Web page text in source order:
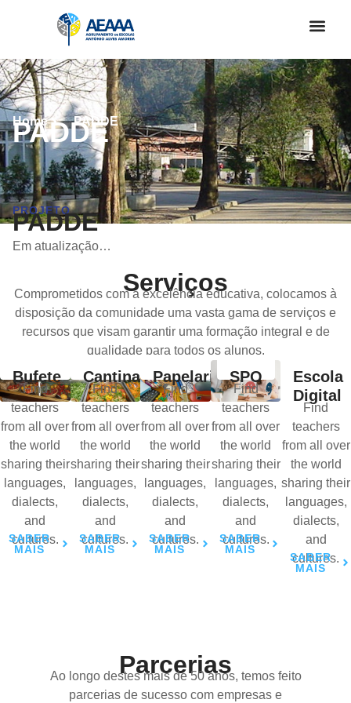
Home PADDE
PADDE
PROJETO
PADDE
Em atualização…
Serviços
Comprometidos com a excelência educativa, colocamos à
disposição da comunidade uma vasta gama de serviços e
recursos que visam garantir uma formação integral e de
qualidade para todos os alunos.
Bufete
Find
teachers
from all over
the world
sharing their
languages,
dialects,
and
cultures.
SABER
MAIS
Cantina
Find
teachers
from all over
the world
sharing their
languages,
dialects,
and
cultures.
SABER
MAIS
Papelaria
Find
teachers
from all over
the world
sharing their
languages,
dialects,
and
cultures.
SABER
MAIS
SPO
Find
teachers
from all over
the world
sharing their
languages,
dialects,
and
cultures.
SABER
MAIS
Escola
Digital
Find
teachers
from all over
the world
sharing their
languages,
dialects,
and
cultures.
SABER
MAIS
Parcerias
Ao longo destes mais de 50 anos, temos feito
parcerias de sucesso com empresas e